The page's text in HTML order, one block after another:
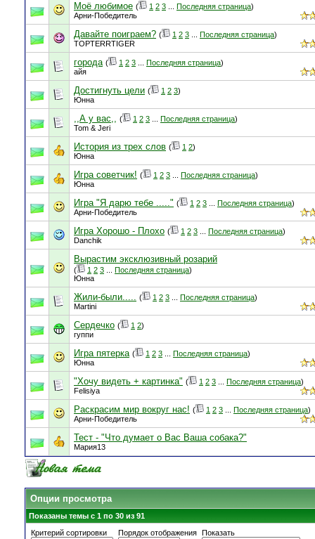
Моё любимое ( 1 2 3 Последняя страница)
Арни-Победитель
Давайте поиграем? ( 1 2 3 Последняя страница)
TOPTERRTIGER
города ( 1 2 3 Последняя страница)
айя
Достигнуть цели ( 1 2 3)
Юнна
,,А у вас,, ( 1 2 3 Последняя страница)
Tom & Jeri
История из трех слов ( 1 2)
Юнна
Игра советчик! ( 1 2 3 Последняя страница)
Юнна
Игра "Я дарю тебе ....." ( 1 2 3 Последняя страница)
Арни-Победитель
Игра Хорошо - Плохо ( 1 2 3 Последняя страница)
Danchik
Вырастим эксклюзивный розарий
( 1 2 3 Последняя страница)
Юнна
Жили-были..... ( 1 2 3 Последняя страница)
Martini
Сердечко ( 1 2)
гуппи
Игра пятерка ( 1 2 3 Последняя страница)
Юнна
"Хочу видеть + картинка" ( 1 2 3 Последняя страница)
Felisiya
Раскрасим мир вокруг нас! ( 1 2 3 Последняя страница)
Арни-Победитель
Тест - "Что думает о Вас Ваша собака?"
Мария13
Опции просмотра
Показаны темы с 1 по 30 из 91
Критерий сортировки
Порядок отображения Показать